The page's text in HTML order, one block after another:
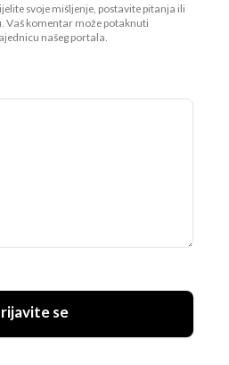
svoje mišljenje, postavite pitanja ili
Vaš komentar može potaknuti
našeg portala.
se